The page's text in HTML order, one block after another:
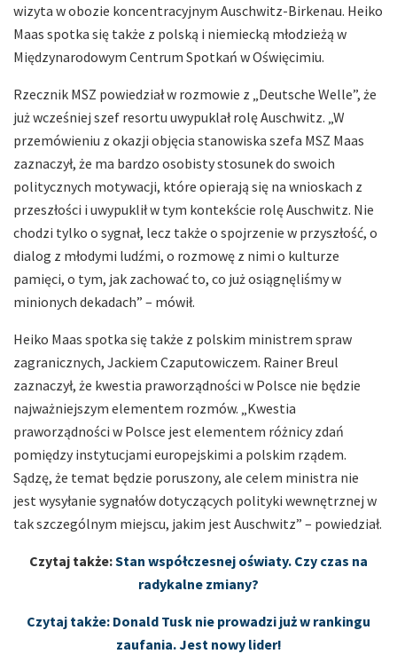
wizyta w obozie koncentracyjnym Auschwitz-Birkenau. Heiko
Maas spotka się także z polską i niemiecką młodzieżą w
Międzynarodowym Centrum Spotkań w Oświęcimiu.
Rzecznik MSZ powiedział w rozmowie z „Deutsche Welle”, że
już wcześniej szef resortu uwypuklał rolę Auschwitz. „W
przemówieniu z okazji objęcia stanowiska szefa MSZ Maas
zaznaczył, że ma bardzo osobisty stosunek do swoich
politycznych motywacji, które opierają się na wnioskach z
przeszłości i uwypuklił w tym kontekście rolę Auschwitz. Nie
chodzi tylko o sygnał, lecz także o spojrzenie w przyszłość, o
dialog z młodymi ludźmi, o rozmowę z nimi o kulturze
pamięci, o tym, jak zachować to, co już osiągnęliśmy w
minionych dekadach” – mówił.
Heiko Maas spotka się także z polskim ministrem spraw
zagranicznych, Jackiem Czaputowiczem. Rainer Breul
zaznaczył, że kwestia praworządności w Polsce nie będzie
najważniejszym elementem rozmów. „Kwestia
praworządności w Polsce jest elementem różnicy zdań
pomiędzy instytucjami europejskimi a polskim rządem.
Sądzę, że temat będzie poruszony, ale celem ministra nie
jest wysyłanie sygnałów dotyczących polityki wewnętrznej w
tak szczególnym miejscu, jakim jest Auschwitz” – powiedział.
Czytaj także:Stan współczesnej oświaty. Czy czas na
radykalne zmiany?
Czytaj także: Donald Tusk nie prowadzi już w rankingu
zaufania. Jest nowy lider!